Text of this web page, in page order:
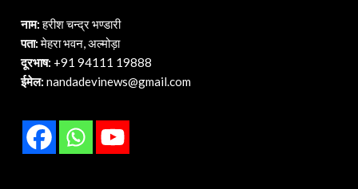
नाम:हरीश चन्द्र भण्डारी
पता:मेहरा भवन, अल्मोड़ा
दूरभाष: +91 94111 19888
ईमेल:nandadevinews@gmail.com